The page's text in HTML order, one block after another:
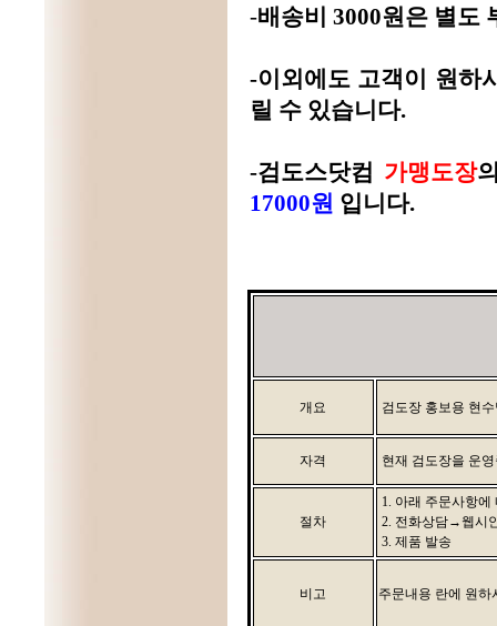
-배송비 3000원은 별도
-이외에도 고객이 원하
릴 수 있습니다.
-검도스닷컴 가맹도장
17000원 입니다.
개요 검도장 홍보용 현
자격 현재 검도장을 운
절차
1. 아래 주문사항
2. 전화상담→웹시
3. 제품 발송
비고 주문내용 란에 원하